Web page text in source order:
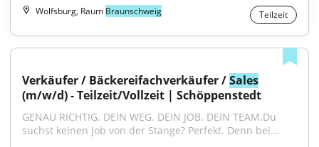
Wolfsburg, Raum Braunschweig Teilzeit
Verkäufer / Bäckereifachverkäufer / Sales
(m/w/d) - Teilzeit/Vollzeit | Schöppenstedt
GENAU RICHTIG. DEIN WEG. DEIN JOB. DEIN TEAM.Du
suchst keinen Job von der Stange? Perfekt. Denn bei...